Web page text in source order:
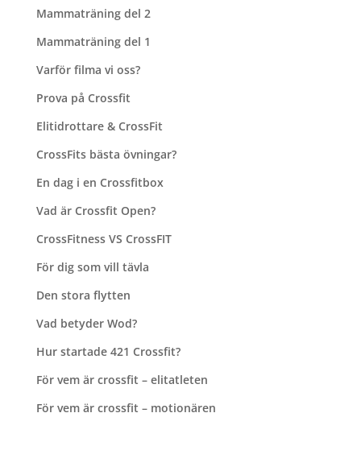
Mammaträning del 2
Mammaträning del 1
Varför filma vi oss?
Prova på Crossfit
Elitidrottare & CrossFit
CrossFits bästa övningar?
En dag i en Crossfitbox
Vad är Crossfit Open?
CrossFitness VS CrossFIT
För dig som vill tävla
Den stora flytten
Vad betyder Wod?
Hur startade 421 Crossfit?
För vem är crossfit – elitatleten
För vem är crossfit – motionären